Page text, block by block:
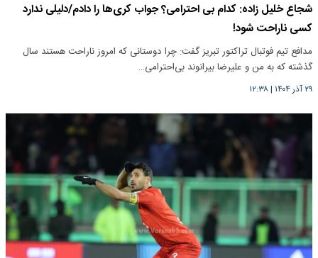
شجاع خلیل زاده: کدام بی احترامی؟ جواب کری‌ها را دادم/دلیلی ندارد
کسی ناراحت شود!
مدافع تیم فوتبال تراکتور تبریز گفت: چرا دوستانی که امروز ناراحت هستند سال
گذشته که به من و علیرضا بیرانوند بی‌احترامی…
۲۹ آذر ۱۴۰۴ |۱۲:۳۸